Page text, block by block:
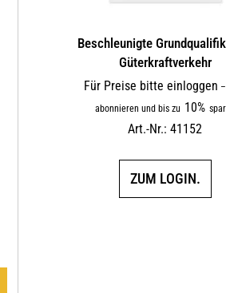
Beschleunigte
Güterkraftverkehr
Für Preise bitte einloggen –
abonnieren und bis zu 10%
Art.-Nr.: 41152
ZUM LOGIN.